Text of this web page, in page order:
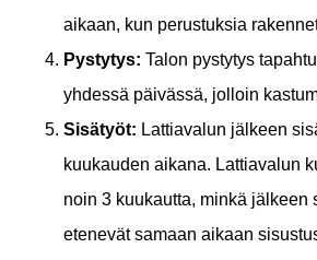
aikaan, kun perustuksia
Pystytys: Talon pystytys
yhdessä päivässä, jolloin
Sisätyöt: Lattiavalun jälkeen
kuukauden aikana. Lattiavalun
noin 3 kuukautta, minkä jälkeen
etenevät samaan aikaan